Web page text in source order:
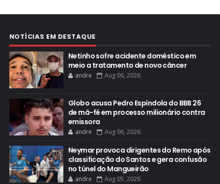
NOTÍCIAS EM DESTAQUE
Netinho sofre acidente doméstico em
meio a tratamento de novo câncer
andre Aug 06, 2026
Globo acusa Pedro Espíndola do BBB 26
de má-fé em processo milionário contra
emissora
andre Aug 06, 2026
Neymar provoca dirigentes do Remo após
classificação do Santos e gera confusão
no túnel do Mangueirão
andre Aug 05, 2026